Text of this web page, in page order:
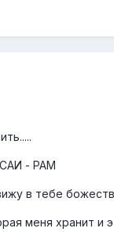
САИ - РАМ
в тебе
меня хранит и